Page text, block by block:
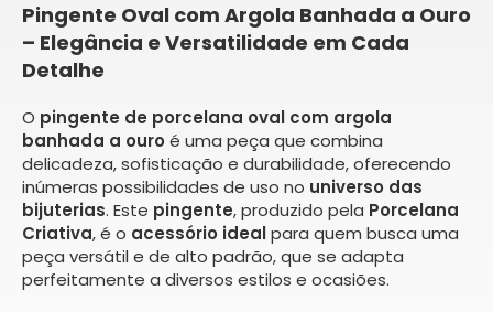
Pingente Oval com Argola Banhada a Ouro
– Elegância e Versatilidade em Cada
Detalhe
O pingente de porcelana oval com argola
banhada a ouro é uma peça que combina
delicadeza, sofisticação e durabilidade, oferecendo
inúmeras possibilidades de uso no universo das
bijuterias. Este pingente, produzido pela Porcelana
Criativa, é o acessório idealpara quem busca uma
peça versátil e de alto padrão, que se adapta
perfeitamente a diversos estilos e ocasiões.